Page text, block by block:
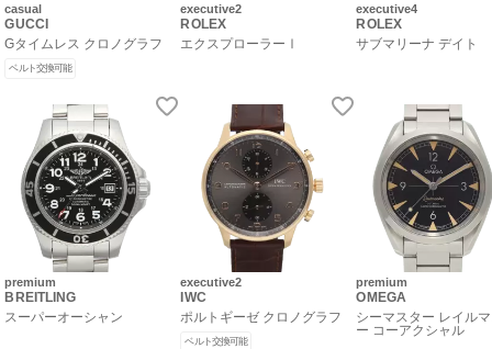
casual
GUCCI
Gタイムレス クロノグラフ
ベルト交換可能
premium
BREITLING
スーパーオーシャン
executive2
ROLEX
エクスプローラーⅠ
executive2
IWC
ポルトギーゼ クロノグラフ
ベルト交換可能
executive4
ROLEX
サブマリーナ デイト
premium
OMEGA
シーマスター レイル
ー コーアクシャル